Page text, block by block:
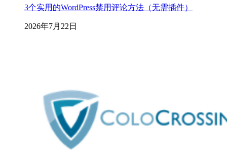
3个实用的WordPress禁用评论方法（无需插件）
2026年7月22日